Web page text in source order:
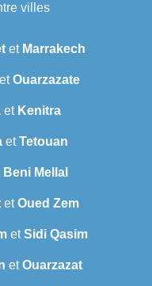
villes
et Marrakech
Ouarzazate
et Kenitra
etTetouan
Beni Mellal
etOued Zem
etSidi Qasim
etOuarzazat